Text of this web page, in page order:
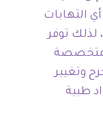
التهابات
لذلك توفر
متخصصة
وتغيير
طبية